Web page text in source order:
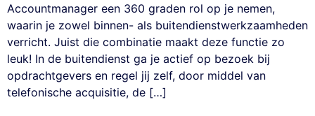
Accountmanager een 360 graden rol op je nemen,
waarin je zowel binnen- als buitendienstwerkzaamheden
verricht. Juist die combinatie maakt deze functie zo
leuk! In de buitendienst ga je actief op bezoek bij
opdrachtgevers en regel jij zelf, door middel van
telefonische acquisitie, de […]